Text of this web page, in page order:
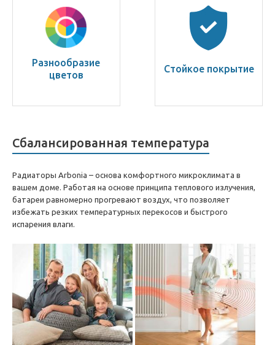
Разнообразие
цветов
Стойкое покрытие
Сбалансированная температура
Радиаторы Arbonia – основа комфортного микроклимата в
вашем доме. Работая на основе принципа теплового излучения,
батареи равномерно прогревают воздух, что позволяет
избежать резких температурных перекосов и быстрого
испарения влаги.